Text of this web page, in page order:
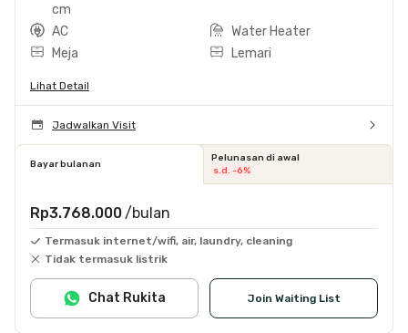
cm
AC
Water Heater
Meja
Lemari
Lihat Detail
Jadwalkan Visit
Bayar bulanan
Pelunasan di awal
s.d. -6%
Rp3.768.000 /bulan
Termasuk internet/wifi, air, laundry, cleaning
Tidak termasuk listrik
Join Waiting List
Chat Rukita